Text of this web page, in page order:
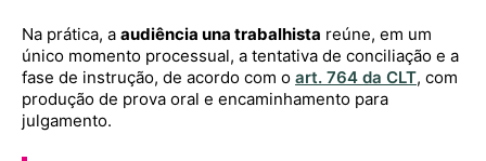
Na prática, a audiência una trabalhista reúne, em um
único momento processual, a tentativa de conciliação e a
fase de instrução, de acordo com o art. 764 da CLT, com
produção de prova oral e encaminhamento para
julgamento.